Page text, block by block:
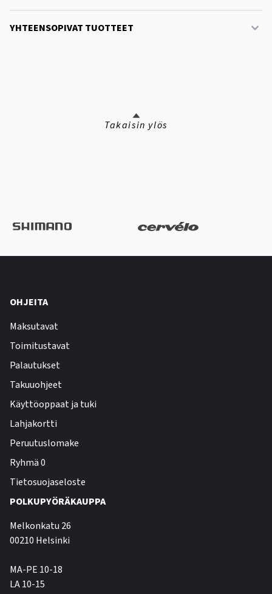
YHTEENSOPIVAT TUOTTEET
Takaisin ylös
OHJEITA
Maksutavat
Toimitustavat
Palautukset
Takuuohjeet
Käyttöoppaat ja tuki
Lahjakortti
Peruutuslomake
Ryhmä 0
Tietosuojaseloste
POLKUPYÖRÄKAUPPA
Melkonkatu 26
00210 Helsinki
MA-PE 10-18
LA 10-15